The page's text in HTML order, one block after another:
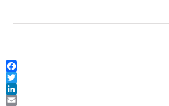
Facebook
Twitter
LinkedIn